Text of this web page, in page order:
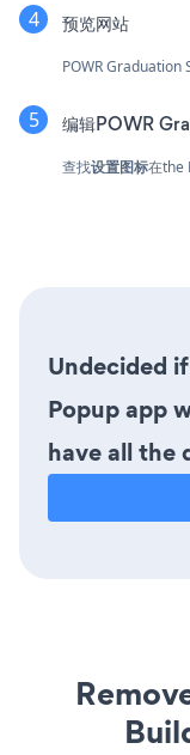
预览网站
POWR Graduation
编辑POWR
查找设置图标在the
Undecided
Popup app
have all the